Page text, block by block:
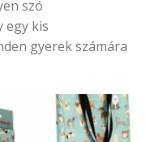
szó
egy kis
gyerek számára